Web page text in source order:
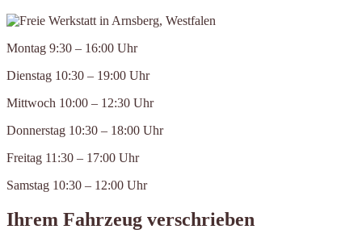
Montag 9:30 – 16:00 Uhr
Dienstag 10:30 – 19:00 Uhr
Mittwoch 10:00 – 12:30 Uhr
Donnerstag 10:30 – 18:00 Uhr
Freitag 11:30 – 17:00 Uhr
Samstag 10:30 – 12:00 Uhr
Ihrem Fahrzeug verschrieben